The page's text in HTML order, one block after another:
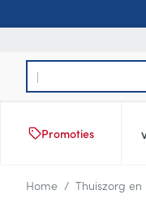
Product, merk,
Promoties
Home / Thuiszorg en